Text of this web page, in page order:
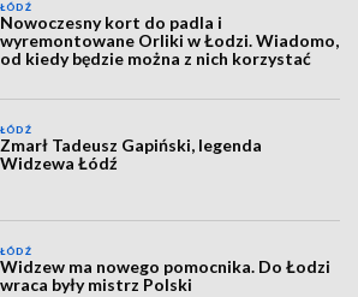
ŁÓDŹ
Nowoczesny kort do padla i
wyremontowane Orliki w Łodzi. Wiadomo,
od kiedy będzie można z nich korzystać
ŁÓDŹ
Zmarł Tadeusz Gapiński, legenda
Widzewa Łódź
ŁÓDŹ
Widzew ma nowego pomocnika. Do Łodzi
wraca były mistrz Polski